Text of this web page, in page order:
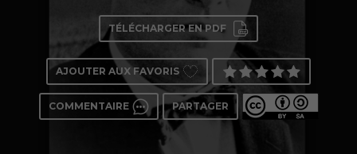
TÉLÉCHARGER EN PDF
AJOUTER AUX FAVORIS
COMMENTAIRE PARTAGER